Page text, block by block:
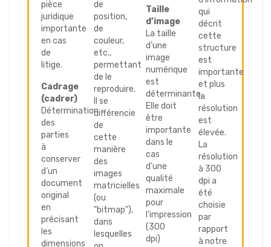
pièce
juridique
importante
en cas
de
litige.
Cadrage
(cadrer)
Détermination
des
parties
à
conserver
d’un
document
original
en
précisant
les
dimensions
de
position,
de
couleur,
etc.,
permettant
de le
reproduire.
Il se
différencie
de
cette
manière
des
images
matricielles
(ou
"bitmap"),
dans
lesquelles
Taille
d’image
La taille
d’une
image
numérique
est
déterminante.
Elle doit
être
importante
dans le
cas
d’une
qualité
maximale
pour
l’impression
(300
dpi)
qui
décrit
cette
structure
est
importante
et plus
la
résolution
est
élevée.
La
résolution
à 300
dpi a
été
choisie
par
rapport
à notre